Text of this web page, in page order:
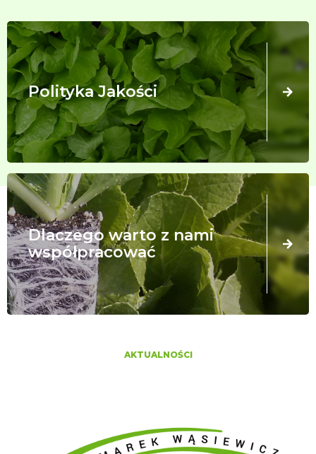
Polityka Jakości
Dlaczego warto z nami
współpracować
AKTUALNOŚCI